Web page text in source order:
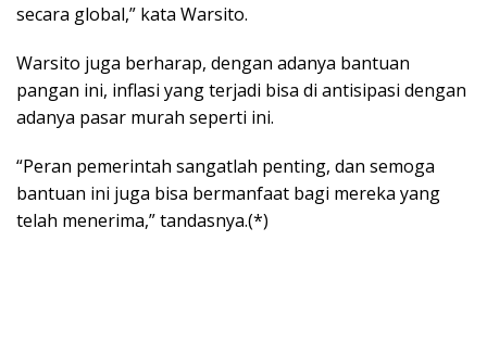
secara global,” kata Warsito.
Warsito juga berharap, dengan adanya bantuan
pangan ini, inflasi yang terjadi bisa di antisipasi dengan
adanya pasar murah seperti ini.
“Peran pemerintah sangatlah penting, dan semoga
bantuan ini juga bisa bermanfaat bagi mereka yang
telah menerima,” tandasnya.(*)